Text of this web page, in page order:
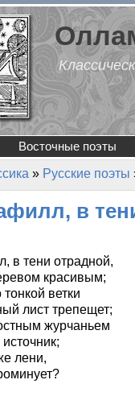
Восточные поэты
» Русские поэты
в
в тени отрадной,
красивым;
ветки
лист трепещет;
журчаньем
лени,